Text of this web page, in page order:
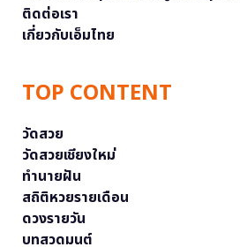
ติดต่อเรา
เกี่ยวกับเอ็มไทย
TOP CONTENT
วัดสวย
วัดสวยเชียงใหม่
ทำนายฝัน
สถิติหวยรายเดือน
ดวงรายวัน
บทสวดมนต์